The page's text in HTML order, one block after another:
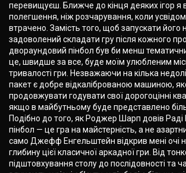
перевищуєш. Ближче до кінця деяких ігор я
полегшення, ніж розчарування, коли
втрачено. Замість того, щоб запускати його
задоволений складати гру після кожного
двораундовий пінбол був би менш
це, швидше за все, буде моїм улюбленим
тривалості гри. Незважаючи на кілька
пакет є добре відкаліброваною машиною,
продовжувати годувати свої дорогоцінні
якщо в майбутньому буде представлено
Подібно до того, як Роджер Шарп довів
пінбол — це гра на майстерність, а не
само Джефф Енгельштейн відкрив мені очі
глибину цієї класичної аркадної гри. Від
підштовхування столу до послідовності та